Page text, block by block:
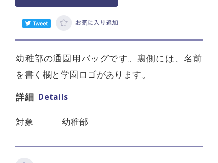
幼稚部の通園用バッグです。裏側には、名前
を書く欄と学園ロゴがあります。
詳細 Details
対象 幼稚部